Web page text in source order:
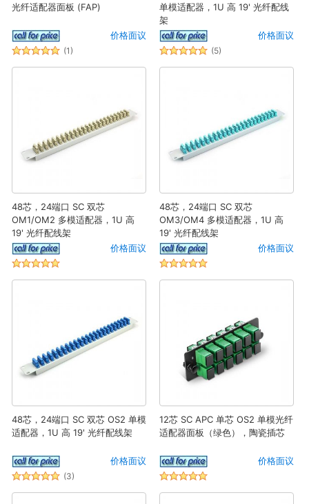
光纤适配器面板 (FAP)
价格面议
(1)
单模适配器，1U 高 19' 光纤配线
架
价格面议
(5)
48芯，24端口 SC 双芯
OM1/OM2 多模适配器，1U 高
19' 光纤配线架
价格面议
48芯，24端口 SC 双芯
OM3/OM4 多模适配器，1U 高
19' 光纤配线架
价格面议
48芯，24端口 SC 双芯 OS2 单模
适配器，1U 高 19' 光纤配线架
价格面议
(3)
12芯 SC APC 单芯 OS2 单模光纤
适配器面板（绿色），陶瓷插芯
价格面议